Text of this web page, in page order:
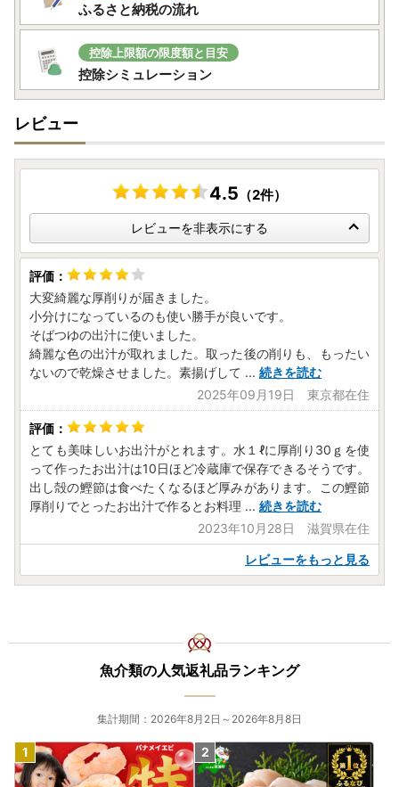
能性がございます。
ご迷惑をおかけする場合があると思いますが、ご理解を賜
りますようお願いいたします。
※ふるさと納税サイトを騙る詐欺サイトが増えており、焼津
お礼品の寄付金額を割引や値引き等することはありませ
ん。少しでも怪しいと感じたらお電話ください。
(焼津市ふるさと納税課：054-626-9406)
ふるさと納税の流れ
控除上限額の限度額と目安
控除シミュレーション
レビュー
4.5 （2件）
レビューを非表示にする
大変綺麗な厚削りが届きました。
小分けになっているのも使い勝手が良いです。
そばつゆの出汁に使いました。
綺麗な色の出汁が取れました。取った後の削りも、もったい
ないので乾燥させました。素揚げして ... 続きを読む
2025年09月19日 東京都在住
とても美味しいお出汁がとれます。水１ℓに厚削り30ｇを使
って作ったお出汁は10日ほど冷蔵庫で保存できるそうです。
出し殻の鰹節は食べたくなるほど厚みがあります。この鰹節
厚削りでとったお出汁で作るとお料理 ... 続きを読む
2023年10月28日 滋賀県在住
レビューをもっと見る
魚介類の人気返礼品ランキング
集計期間：2026年8月2日～2026年8月8日